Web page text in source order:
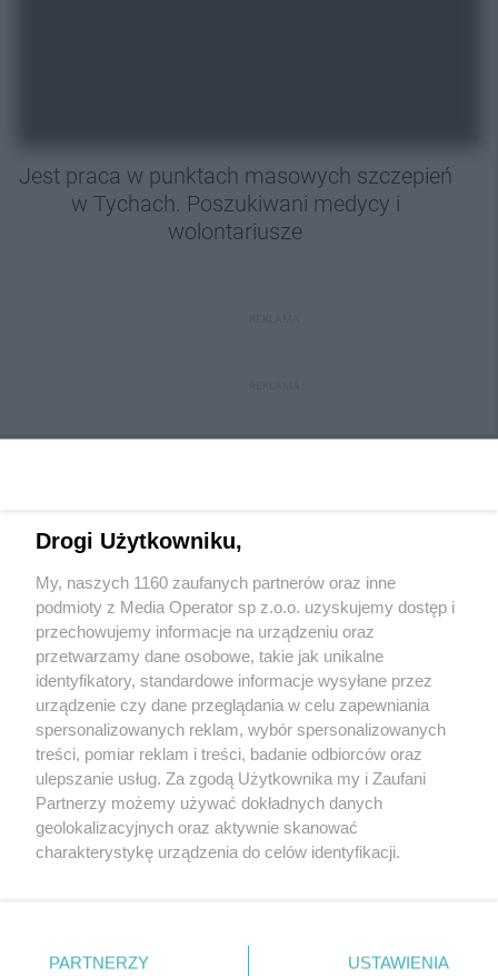
Jest praca w punktach masowych szczepień
w Tychach. Poszukiwani medycy i
wolontariusze
Wydawca mediówlokalnych
Nie zapomnij
zapoznać się z:
polityką prywatności regulamin korzystania z portali
Twojemiasto
Piekary Śląskie
Chorzów
Tarnowskie Góry
Gliwice
Skontakuj sięz nami
Kontakt
Wydawca
Redakcja
Drogi Użytkowniku,
My, naszych 1160 zaufanych partnerów oraz inne
podmioty z Media Operator sp z.o.o. uzyskujemy dostęp i
przechowujemy informacje na urządzeniu oraz
przetwarzamy dane osobowe, takie jak unikalne
identyfikatory, standardowe informacje wysyłane przez
urządzenie czy dane przeglądania w celu zapewniania
spersonalizowanych reklam, wybór spersonalizowanych
treści, pomiar reklam i treści, badanie odbiorców oraz
ulepszanie usług. Za zgodą Użytkownika my i Zaufani
Partnerzy możemy używać dokładnych danych
geolokalizacyjnych oraz aktywnie skanować
charakterystykę urządzenia do celów identyfikacji.
zmienić/wycofać klikając przycisk ustawień prywatności
PARTNERZY USTAWIENIA